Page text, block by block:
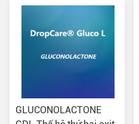
dưỡng chất
GLUCONOLACTONE